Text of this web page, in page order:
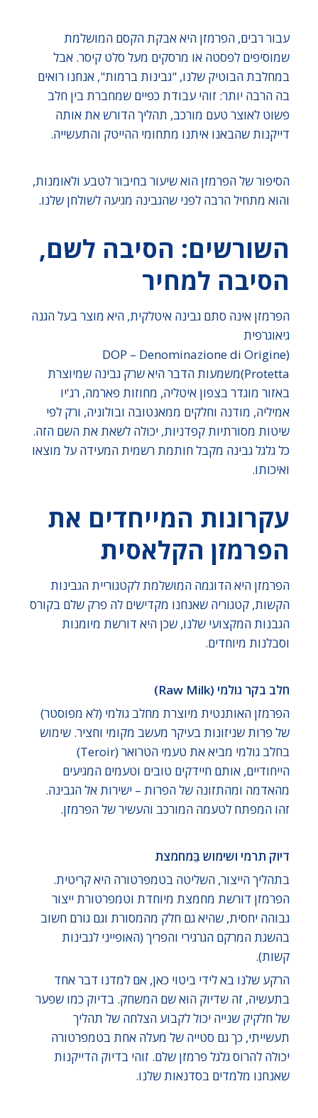
עבור רבים, הפרמזן היא אבקת הקסם המושלמת
שמוסיפים לפסטה או מרסקים מעל סלט קיסר. אבל
במחלבת הבוטיק שלנו, "גבינות ברמות", אנחנו רואים
בה הרבה יותר: זוהי עבודת כפיים שמחברת בין חלב
פשוט לאוצר טעם מורכב, תהליך הדורש את אותה
דייקנות שהבאנו איתנו מתחומי ההייטק והתעשייה.
הסיפור של הפרמזן הוא שיעור בחיבור לטבע ולאומנות,
והוא מתחיל הרבה לפני שהגבינה מגיעה לשולחן שלנו.
השורשים: הסיבה לשם,
הסיבה למחיר
הפרמזן אינה סתם גבינה איטלקית, היא מוצר בעל הגנה
גיאוגרפית
(DOP – Denominazione di Origine
Protetta)משמעות הדבר היא שרק גבינה שמיוצרת
באזור מוגדר בצפון איטליה, מחוזות פארמה, רג'יו
אמיליה, מודנה וחלקים ממאנטובה ובולוניה, ורק לפי
שיטות מסורתיות קפדניות, יכולה לשאת את השם הזה.
כל גלגל גבינה מקבל חותמת רשמית המעידה על מוצאו
ואיכותו.
עקרונות המייחדים את
הפרמזן הקלאסית
הפרמזן היא הדוגמה המושלמת לקטגוריית הגבינות
הקשות, קטגוריה שאנחנו מקדישים לה פרק שלם בקורס
הגבנות המקצועי שלנו, שכן היא דורשת מיומנות
וסבלנות מיוחדים.
חלב בקר גולמי (Raw Milk)
הפרמזן האותנטית מיוצרת מחלב גולמי (לא מפוסטר)
של פרות שניזונות בעיקר מעשב מקומי וחציר. שימוש
בחלב גולמי מביא את טעמי הטרואר (Teroir)
הייחודיים, אותם חיידקים טובים וטעמים המגיעים
מהאדמה ומהתזונה של הפרות – ישירות אל הגבינה.
זהו המפתח לטעמה המורכב והעשיר של הפרמזן.
דיוק תרמי ושימוש בַּמחמצת
בתהליך הייצור, השליטה בטמפרטורה היא קריטית.
הפרמזן דורשת מחמצת מיוחדת וטמפרטורת ייצור
גבוהה יחסית, שהיא גם חלק מהמסורת וגם גורם חשוב
בהשגת המרקם הגרגירי והפריך (האופייני לגבינות
קשות).
הרקע שלנו בא לידי ביטוי כאן, אם למדנו דבר אחד
בתעשיה, זה שדיוק הוא שם המשחק. בדיוק כמו שפער
של חלקיק שנייה יכול לקבוע הצלחה של תהליך
תעשייתי, כך גם סטייה של מעלה אחת בטמפרטורה
יכולה להרוס גלגל פרמזן שלם. זוהי בדיוק הדייקנות
שאנחנו מלמדים בסדנאות שלנו.